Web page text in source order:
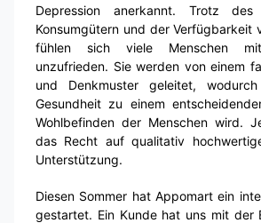
Depression anerkannt. Trotz
Konsumgütern und der Verfügbarkeit
fühlen sich viele Menschen
unzufrieden. Sie werden von einem
und Denkmuster geleitet,
Gesundheit zu einem
Wohlbefinden der Menschen wird.
das Recht auf qualitativ
Unterstützung.
Diesen Sommer hat Appomart ein
gestartet. Ein Kunde hat uns mit der